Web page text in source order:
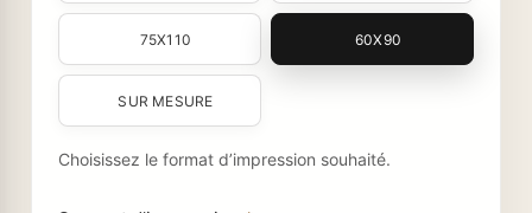
75X110 60X90
SUR MESURE
Choisissez le format d’impression souhaité.